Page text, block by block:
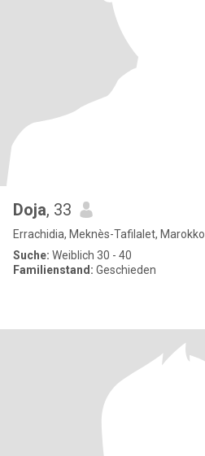
Doja, 33
Errachidia, Meknès-Tafilalet, Marokko
Suche: Weiblich 30 - 40
Familienstand: Geschieden